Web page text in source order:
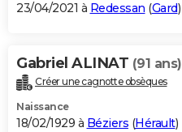
23/04/2021 à Redessan (Gard)
Gabriel ALINAT (91 ans)
Créer une cagnotte obsèques
Naissance
18/02/1929 à Béziers (Hérault)